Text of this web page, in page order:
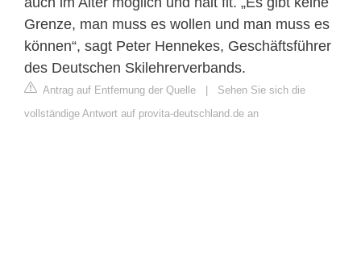
Grenze, man muss es wollen und man muss es
können“, sagt Peter Hennekes, Geschäftsführer
des Deutschen Skilehrerverbands.
Antrag auf Entfernung der Quelle | Sehen Sie sich die
vollständige Antwort auf provita-deutschland.de an